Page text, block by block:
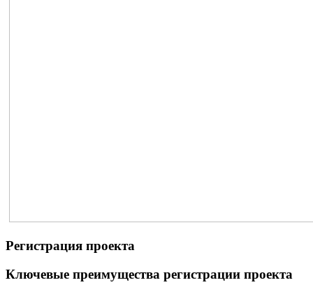
Регистрация проекта
Ключевые преимущества регистрации проекта